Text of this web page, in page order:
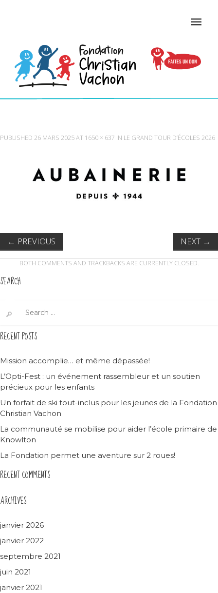
PUBLISHED 26 MARS 2025AT 1650 × 637 IN LE GRAND TOUR D’ÉCOLES 2026
← PREVIOUS NEXT →
BOTH COMMENTS AND TRACKBACKS ARE CURRENTLY CLOSED.
SEARCH
for:
RECENT POSTS
Mission accomplie… et même dépassée!
L’Opti-Fest : un événement rassembleur et un soutien
précieux pour les enfants
Un forfait de ski tout-inclus pour les jeunes de la Fondation
Christian Vachon
La communauté se mobilise pour aider l’école primaire de
Knowlton
La Fondation permet une aventure sur 2 roues!
RECENT COMMENTS
ARCHIVES
janvier 2026
janvier 2022
septembre 2021
juin 2021
janvier 2021